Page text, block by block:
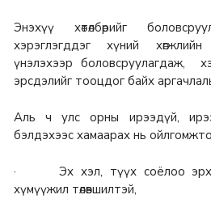
Энэхүү хөтөлбөрийг
хэрэглэгддэг хүний
үнэлэхээр боловсруулагдаж,
эрсдэлийг тооцдог байх
Аль ч улс орны ирээдүй,
бэлдэхээс хамаарах нь
· Эх хэл, түүх соёлоо
хүмүүжил төлөвшилтэй,